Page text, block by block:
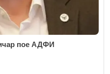
пое АДФИ